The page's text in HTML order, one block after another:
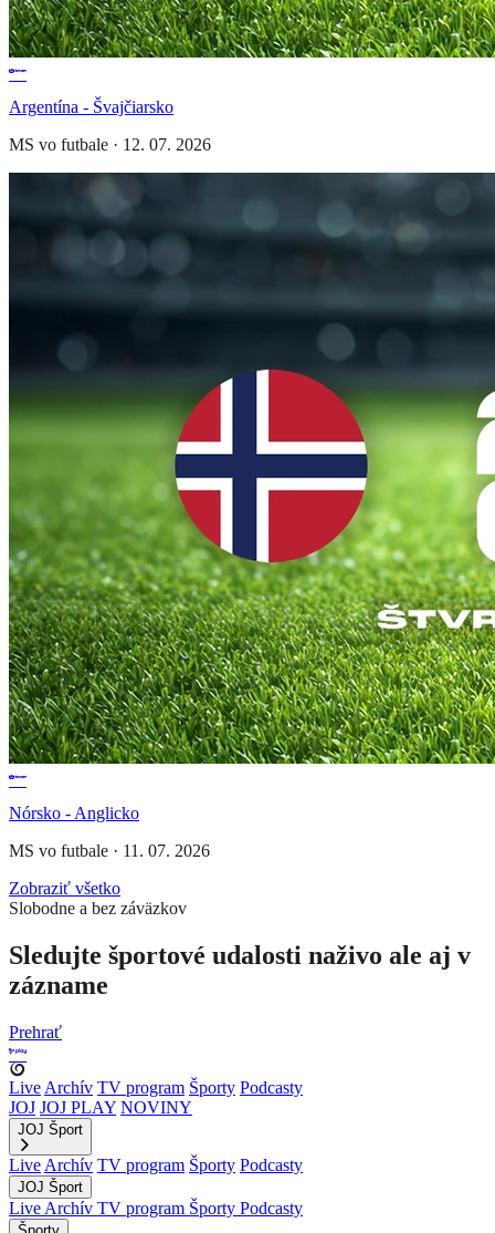
Argentína - Švajčiarsko
MS vo futbale · 12. 07. 2026
Nórsko - Anglicko
MS vo futbale · 11. 07. 2026
Zobraziť všetko
Slobodne a bez záväzkov
Sledujte športové udalosti naživo ale aj v
zázname
Prehrať
Live Archív TV program Športy Podcasty
JOJ JOJ PLAY NOVINY
JOJ Šport
Live Archív TV program Športy Podcasty
JOJ Šport
Live Archív TV program Športy Podcasty